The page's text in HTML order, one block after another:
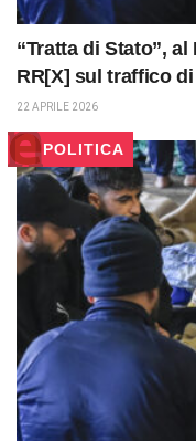
“Tratta di Stato”,
RR[X] sul traffico
22 APRILE 2026
POLITICA